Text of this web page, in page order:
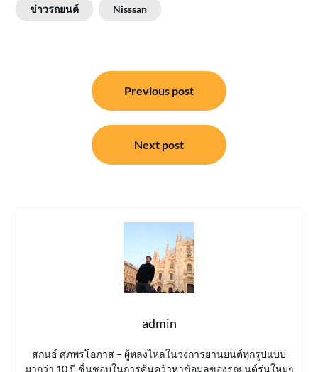
ข่าวรถยนต์ Nisssan
Previous post
Next post
admin
สกนธ์ ศุภพรโอภาส – ผู้หลงไหลในวงการยานยนต์ทุกรูปแบบ
มากว่า 10 ปี ชื่นชอบในการค้นคว้าหาข้อมูลของรถยนต์รุ่นใหม่ๆ